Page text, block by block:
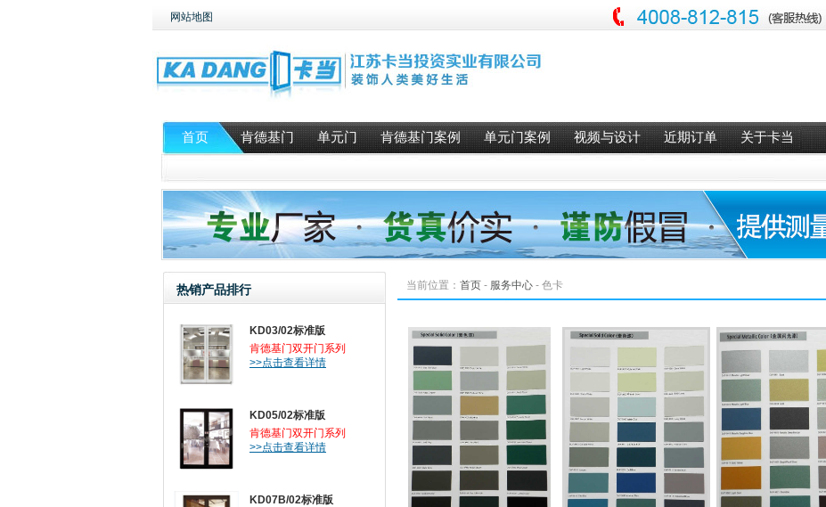
网站地图
首页 肯德基门 单元门 肯德基门案例 单元门案例 视频与设计 近期订单 关于卡当
热销产品排行
KD03/02标准版
肯德基门双开门系列
>>点击查看详情
KD05/02标准版
肯德基门双开门系列
>>点击查看详情
KD07B/02标准版
当前位置：首页 - 服务中心 -色卡